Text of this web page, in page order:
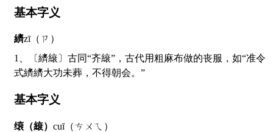
基本字义
纃zī（ㄗ）
1、〔纃縗〕古同“齐縗”，古代用粗麻布做的丧服，如“准令
式纃纃大功未葬，不得朝会。”
基本字义
缞（縗） cuī（ㄘㄨㄟ）